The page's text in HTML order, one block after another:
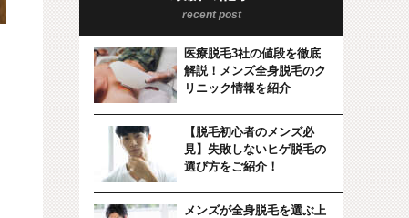
医療脱毛3社の値段を徹底
解説！メンズ全身脱毛のク
リニック情報を紹介
【脱毛初心者のメンズ必
見】失敗しないヒゲ脱毛の
選び方をご紹介！
メンズが全身脱毛を選ぶ上